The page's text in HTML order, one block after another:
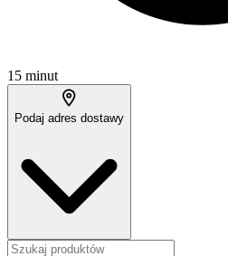
15 minut
Podaj adres dostawy